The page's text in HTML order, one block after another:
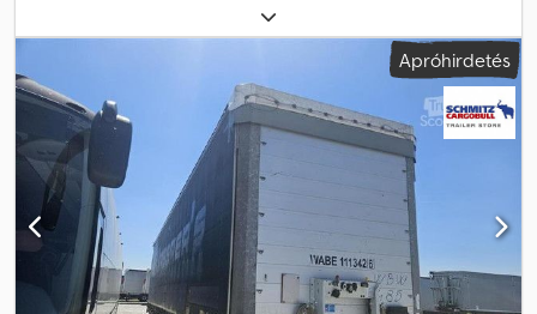
2 480 mm
rakodótér térfogata:93 m³, felfüggesztés:levegő, abroncs méret:
, Felszereltség:ABS,
Saját tömeg: 6 208 kg, DIN EN 12642 (XL kód) tanúsítvány, Raktér (H
S M): 13 620 mm x 2 480 mm x 2 780 mm. Gumi méret: 385/65 R22.5,
Raktér térfogata: 93 m³, 1. tengely: , 2. tengely: , 3. tengely: ,
Légrugózás, Aláfutásgátló, Elektronikus fékrendszer EBS,
Szerszámosláda, Pótkeréktartó (2 db), Rögzített rögzítőállvány,
Toló tető, Csatlakozó dugó 1x15- és 2x7-pólusú, Antispray,
Vámzárak. Cedpfxezbvq Hj Afwerf
Apróhirdetés